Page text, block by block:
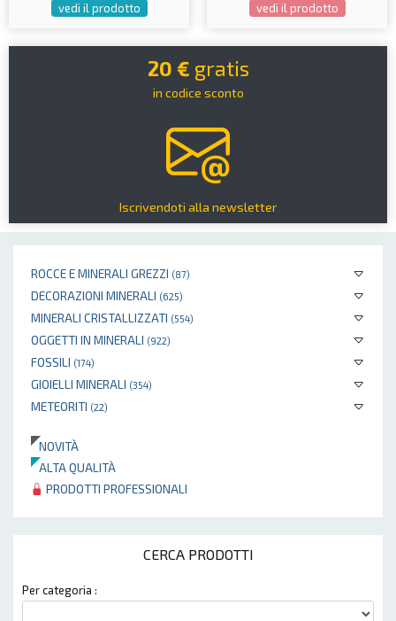
ROCCE E MINERALI GREZZI (87)
DECORAZIONI MINERALI (625)
MINERALI CRISTALLIZZATI (554)
OGGETTI IN MINERALI (922)
FOSSILI (174)
GIOIELLI MINERALI (354)
METEORITI (22)
NOVITÀ
ALTA QUALITÀ
PRODOTTI PROFESSIONALI
CERCA PRODOTTI
Per categoria :
vedi il prodotto vedi il prodotto
20 € gratis
in codice sconto
Iscrivendoti alla newsletter